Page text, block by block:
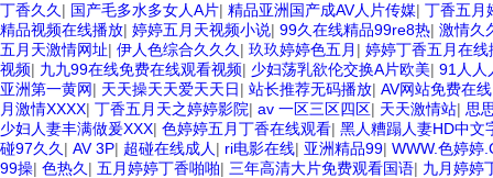
丁香久久 | 国产毛多水多女人A片| 精品亚洲国产成AV人片传媒| 丁香五月
精品视频在线播放| 婷婷五月天视频小说| 99久在线精品99re8热| 激情久
五月天激情网址| 伊人色综合久久久 | 玖玖婷婷色五月 | 婷婷丁香五月在线
视频| 九九99在线免费在线观看视频| 少妇荡乳欲伦交换A片欧美| 91人人
亚洲第一黄网| 天天操天天爱天天日| 站长推荐无码播放| AV网站免费在线
月激情XXXX| 丁香五月天之婷婷影院| av 一区三区四区| 天天激情站| 思
少妇人妻丰满做爰XXX| 色婷婷五月丁香在线观看| 黑人糟蹋人妻HD中文
碰97久久 | AV 3P| 超碰在线成人 | ri电影在线| 亚洲精品99| WWW.色婷婷
99操| 色热久 | 五月婷婷丁香啪啪| 三年高清大片免费观看国语| 九月婷婷